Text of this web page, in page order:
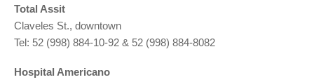
Total Assit
Claveles St., downtown
Tel: 52 (998) 884-10-92 & 52 (998) 884-8082
Hospital Americano